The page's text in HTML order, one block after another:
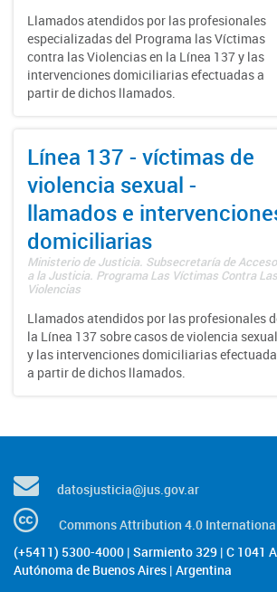
Llamados atendidos por las profesionales
especializadas del Programa las Víctimas
contra las Violencias en la Línea 137 y las
intervenciones domiciliarias efectuadas a
partir de dichos llamados.
Línea 137 - víctimas de
violencia sexual -
llamados e
domiciliarias
Ministerio de Justicia. Subsecretaría de Acceso
a la Justicia. Programa Las Víctimas Contra Las
Violencias
Llamados atendidos por las profesionales
la Línea 137 sobre casos de violencia sexual
y las intervenciones domiciliarias
a partir de dichos llamados.
datosjusticia@jus.gov.ar
Commons Attribution 4.0
(+5411) 5300-4000 | Sarmiento 329 | C 1041
Autónoma de Buenos Aires | Argentina